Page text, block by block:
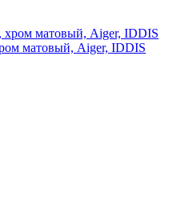
матовый, Aiger, IDDIS